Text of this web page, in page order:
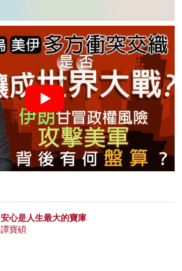
安心是人生最大的寶庫
譚寶碩